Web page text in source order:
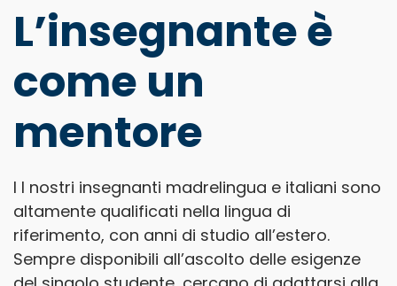
L’insegnante è
come un
mentore
I I nostri insegnanti madrelingua e italiani sono
altamente qualificati nella lingua di
riferimento, con anni di studio all’estero.
Sempre disponibili all’ascolto delle esigenze